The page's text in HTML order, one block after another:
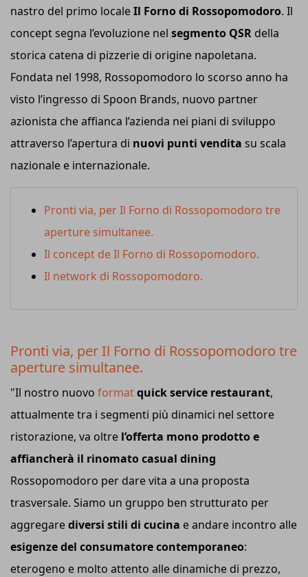
nastro del primo localeIl Forno di Rossopomodoro. Il
concept segna l’evoluzione nel segmento QSR della
storica catena di pizzerie di origine napoletana.
Fondata nel 1998, Rossopomodoro lo scorso anno ha
visto l’ingresso di Spoon Brands, nuovo partner
azionista che affianca l’azienda nei piani di sviluppo
attraverso l’apertura di nuovi punti vendita su scala
nazionale e internazionale.
Pronti via, per Il Forno di Rossopomodoro tre
aperture simultanee.
Il concept de Il Forno di Rossopomodoro.
Il network di Rossopomodoro.
Pronti via, per Il Forno di Rossopomodoro tre
aperture simultanee.
"Il nostro nuovo formatquick service restaurant,
attualmente tra i segmenti più dinamici nel settore
ristorazione, va oltre l’offerta mono prodotto e
affiancherà il rinomato casual dining
Rossopomodoro per dare vita a una proposta
trasversale. Siamo un gruppo ben strutturato per
aggregarediversi stili di cucina e andare incontro alle
esigenze del consumatore contemporaneo:
eterogeno e molto attento alle dinamiche di prezzo,